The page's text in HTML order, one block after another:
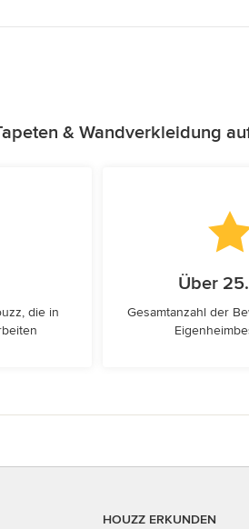
& Wandverkleidung
die in
Über
Gesamtanzahl der
HOUZZ ERKUNDEN